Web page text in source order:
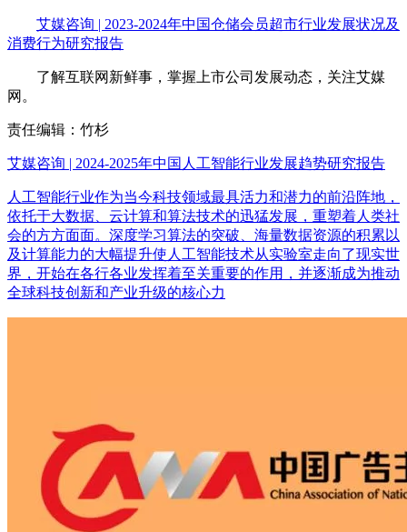
艾媒咨询 | 2023-2024年中国仓储会员超市行业发展状况及
消费行为研究报告
了解互联网新鲜事，掌握上市公司发展动态，关注艾媒
网。
责任编辑：竹杉
艾媒咨询 | 2024-2025年中国人工智能行业发展趋势研究报告
人工智能行业作为当今科技领域最具活力和潜力的前沿阵地，
依托于大数据、云计算和算法技术的迅猛发展，重塑着人类社
会的方方面面。深度学习算法的突破、海量数据资源的积累以
及计算能力的大幅提升使人工智能技术从实验室走向了现实世
界，开始在各行各业发挥着至关重要的作用，并逐渐成为推动
全球科技创新和产业升级的核心力